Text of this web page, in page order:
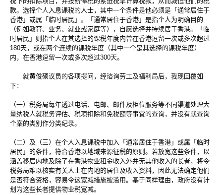
款。选择个人入息课税的人士，其中一个条件是他必须是「通常居住于
香港」或属「临时居民」。「通常居住于香港」是指个人为明确目的
（例如教育、业务、就业或家庭等），自愿选择并持续居于香港。「临
时居民」则指个人在其选择的课税年度内曾在香港逗留一次或多次超过
180天，或在两个连续的课税年度（其中一个是其选择的课税年度）
内，在香港逗留一次或多次超过300天。
就黄俊硕议员的各项提问，经谘询劳工及福利局后，我现回覆如
下：
（一）税务局每年透过电话、电邮、邮件及柜位服务等不同渠道处理大
量纳税人就税务评估、税项扣除和免税额等事宜的查询，并没有就查询
个案的类别作分类纪录。
（二）及（三）在个人入息课税中加入「通常居住于香港」或属「临时
居民」的条件，符合香港以地域来源征税的原则。若放宽这些条件，以
涵盖移居内地及除了在香港物业租金收入外并无其他收入的长者，将令
税务局难以核实有关人士在内地的居住及收入资料，因此无法确定他们
是否符合资格，容易令这宽减措施被滥用。基于同样理由，政府没有计
划为这些长者提供物业税宽减。